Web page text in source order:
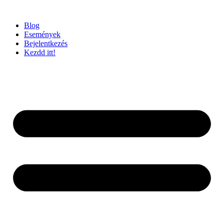
tartalomhoz
Blog
Események
Bejelentkezés
Kezdd itt!